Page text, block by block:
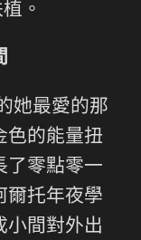
。
她最愛的那
色的能量扭
了零點零一
爾托年夜學
小間對外出